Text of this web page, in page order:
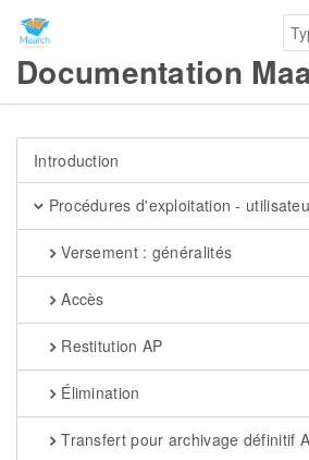
Documentation
Introduction
Procédures d'exploitation -
Versement : généralités
Accès
Restitution AP
Élimination
Transfert pour archivage définitif